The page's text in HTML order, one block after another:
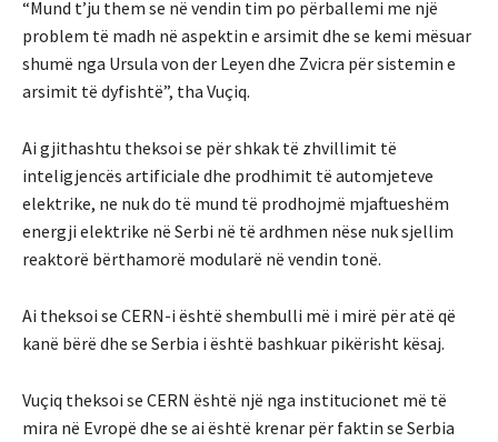
“Mund t’ju ​​them se në vendin tim po përballemi me një
problem të madh në aspektin e arsimit dhe se kemi mësuar
shumë nga Ursula von der Leyen dhe Zvicra për sistemin e
arsimit të dyfishtë”, tha Vuçiq.
Ai gjithashtu theksoi se për shkak të zhvillimit të
inteligjencës artificiale dhe prodhimit të automjeteve
elektrike, ne nuk do të mund të prodhojmë mjaftueshëm
energji elektrike në Serbi në të ardhmen nëse nuk sjellim
reaktorë bërthamorë modularë në vendin tonë.
Ai theksoi se CERN-i është shembulli më i mirë për atë që
kanë bërë dhe se Serbia i është bashkuar pikërisht kësaj.
Vuçiq theksoi se CERN është një nga institucionet më të
mira në Evropë dhe se ai është krenar për faktin se Serbia